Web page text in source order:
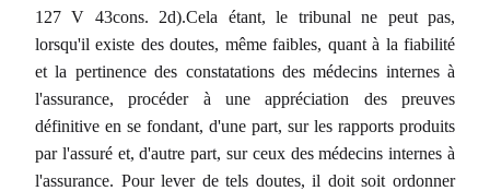
127 V 43cons. 2d).Cela étant, le tribunal ne peut pas,
lorsqu'il existe des doutes, même faibles, quant à la fiabilité
et la pertinence des constatations des médecins internes à
l'assurance, procéder à une appréciation des preuves
définitive en se fondant, d'une part, sur les rapports produits
par l'assuré et, d'autre part, sur ceux des médecins internes à
l'assurance. Pour lever de tels doutes, il doit soit ordonner